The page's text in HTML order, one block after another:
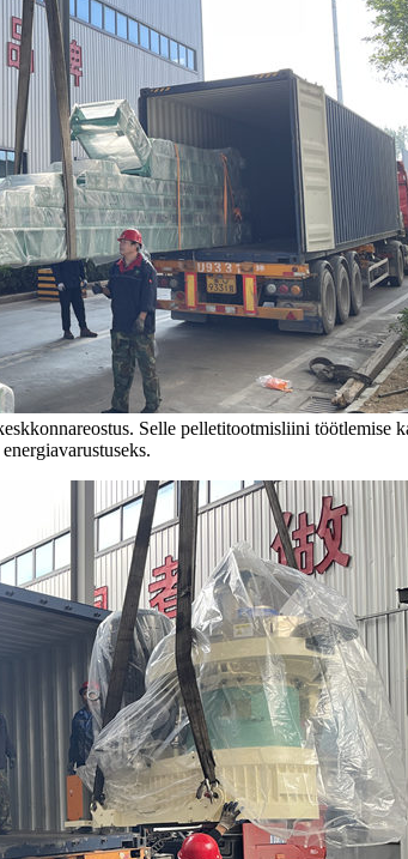
Selle pelletitootmisliini töötlemise